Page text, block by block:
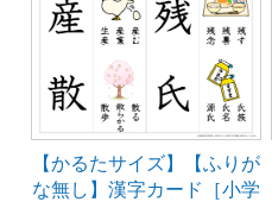
【かるたサイズ】【ふりが
な無し】漢字カード［小学